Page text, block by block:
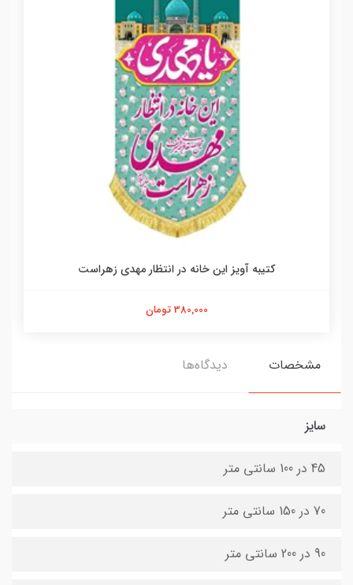
کتیبه آویز این خانه در انتظار مهدی زهراست
380,000 تومان
مشخصات دیدگاه‌ها
سایز
45 در 100 سانتی متر
70 در 150 سانتی متر
90 در 200 سانتی متر